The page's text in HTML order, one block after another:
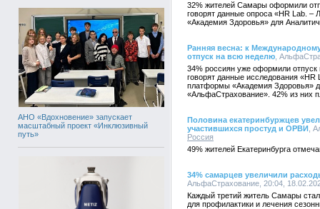
АНО «Вдохновение» запускает
масштабный проект «Инклюзивный
путь»
32% жителей Самары оформили
говорят данные опроса «HR Lab.
«Академия Здоровья» для
Ранняя весна: к
отпуск на всю неделю ,
34% россиян уже оформили
говорят данные исследования
платформы «Академия Здоровья»
«АльфаСтрахование». 42% из них
Половина екатеринбуржцев
участившихся простуд и ОРВИ ,
Россия
49% жителей Екатеринбурга
34% самарцев увеличили
АльфаСтрахование, 20:04,
Каждый третий житель Самары
для профилактики и лечения